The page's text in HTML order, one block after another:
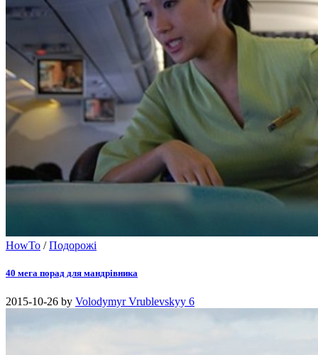
HowTo /Подорожі
40 мега порад для мандрівника
2015-10-26 by Volodymyr Vrublevskyy 6